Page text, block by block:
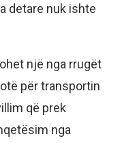
detare nuk ishte
një nga rrugët
për transportin
që prek
nga